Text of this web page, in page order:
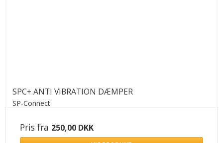
SPC+ ANTI VIBRATION DÆMPER
SP-Connect
Pris fra 250,00 DKK